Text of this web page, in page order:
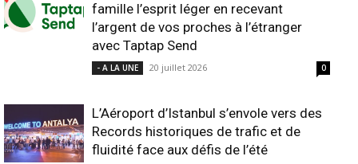
famille l’esprit léger en recevant
l’argent de vos proches à l’étranger
avec Taptap Send
- A LA UNE 20 juillet 2026 0
L’Aéroport d’Istanbul s’envole vers des
Records historiques de trafic et de
fluidité face aux défis de l’été